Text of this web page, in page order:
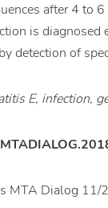
after 4 to
is
detection of
E, infection,
MTA Dialog 11/